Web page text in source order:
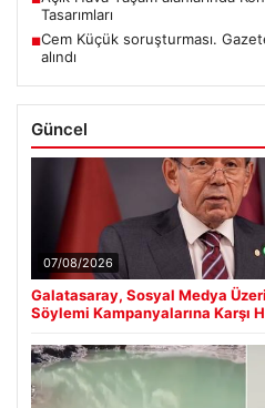
Tasarımları
■Cem Küçük soruşturması.
alındı
Güncel
07/08/2026
Galatasaray, Sosyal Medya
Söylemi Kampanyalarına Karşı